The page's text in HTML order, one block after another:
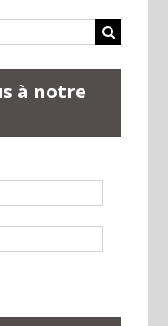
à notre